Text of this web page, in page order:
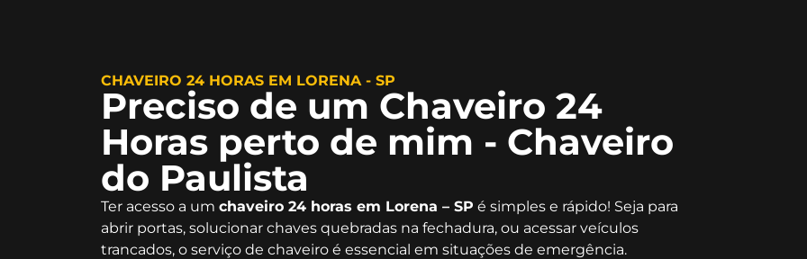
CHAVEIRO 24 HORAS EM LORENA - SP
Preciso de um Chaveiro 24
Horas perto de mim - Chaveiro
do Paulista
Ter acesso a um chaveiro 24 horas em Lorena – SP é simples e rápido! Seja para
abrir portas, solucionar chaves quebradas na fechadura, ou acessar veículos
trancados, o serviço de chaveiro é essencial em situações de emergência.